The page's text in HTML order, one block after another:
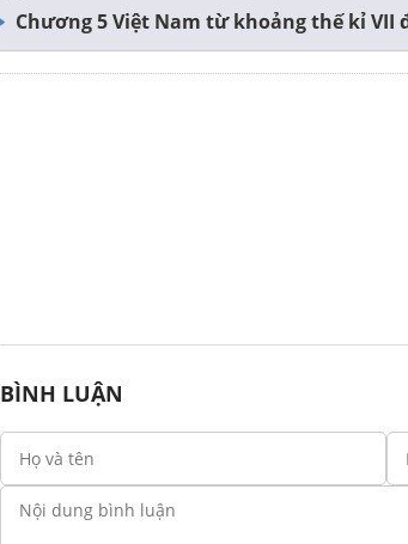
Chương 5 Việt Nam từ khoảng thế kỉ VII
BÌNH LUẬN